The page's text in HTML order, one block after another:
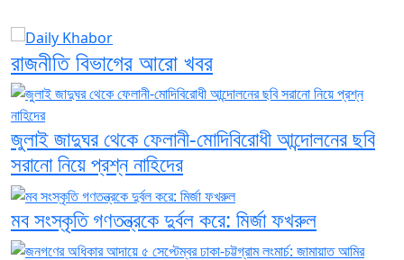
রাজনীতি বিভাগের আরো খবর
জুলাই জাদুঘর থেকে ফেলানী-মোদিবিরোধী আন্দোলনের ছবি
সরানো নিয়ে প্রশ্ন নাহিদের
মব সংস্কৃতি গণতন্ত্রকে দুর্বল করে: মির্জা ফখরুল